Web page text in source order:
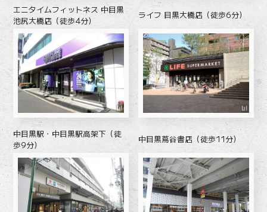
エニタイムフィットネス 中目黒
池尻大橋店（徒歩4分）
ライフ 目黒大橋店（徒歩6分）
中目黒駅・中目黒駅高架下（徒
歩9分）
中目黒蔦谷書店（徒歩11分）